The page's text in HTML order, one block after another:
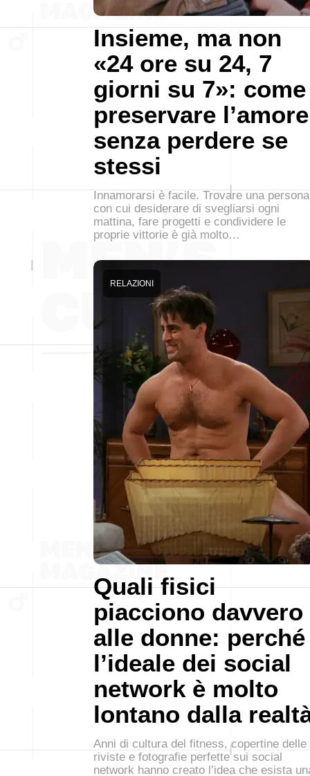
Insieme, ma non
«24 ore su 24, 7
giorni su 7»: come
preservare l’amore
senza perdere se
stessi
Innamorarsi è facile. Trovare una persona
con cui desiderare di svegliarsi ogni
mattina, fare progetti e condividere le
proprie vittorie è già molto…
Quali fisici
piacciono davvero
alle donne: perché
l’ideale dei social
network è molto
lontano dalla
RELAZIONI
Anni di cultura del fitness, copertine delle
riviste e fotografie perfette sui social
network hanno creato l’idea che esista